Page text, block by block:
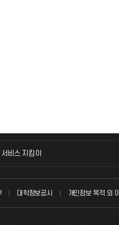
서비스 지킴이
서비스 지킴이
묻고 답하기
대학정보공시 개인정보 목적 외